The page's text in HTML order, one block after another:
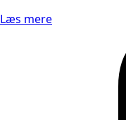
Læs mere